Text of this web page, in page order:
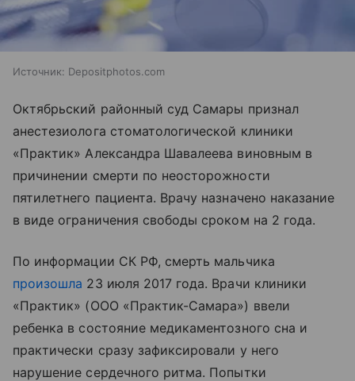
Источник: Depositphotos.com
Октябрьский районный суд Самары признал
анестезиолога стоматологической клиники
«Практик» Александра Шавалеева виновным в
причинении смерти по неосторожности
пятилетнего пациента. Врачу назначено наказание
в виде ограничения свободы сроком на 2 года.
По информации СК РФ, смерть мальчика
произошла 23 июля 2017 года. Врачи клиники
«Практик» (ООО «Практик-Самара») ввели
ребенка в состояние медикаментозного сна и
практически сразу зафиксировали у него
нарушение сердечного ритма. Попытки